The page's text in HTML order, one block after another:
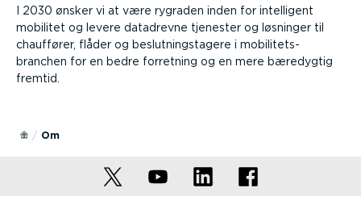
I 2030 ønsker vi at være rygraden inden for intelligent
mobilitet og levere datadrevne tjenester og løsninger til
chauffører, flåder og beslut­nings­tagere i mobili­tets­
branchen for en bedre forretning og en mere bæredygtig
fremtid.
Om